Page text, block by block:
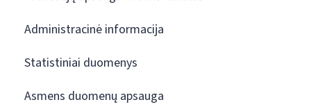
Administracinė informacija
Statistiniai duomenys
Asmens duomenų apsauga